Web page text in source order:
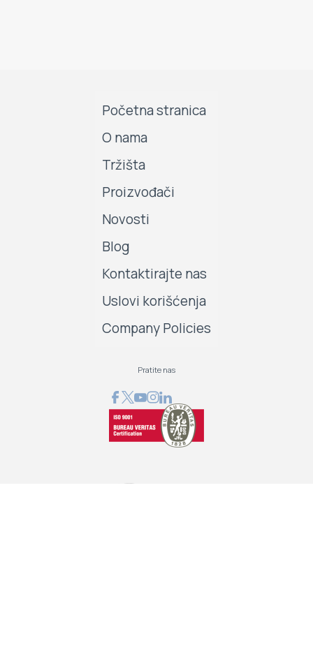
Početna stranica
O nama
Tržišta
Proizvođači
Novosti
Blog
Kontaktirajte nas
Uslovi korišćenja
Company Policies
Pratite nas